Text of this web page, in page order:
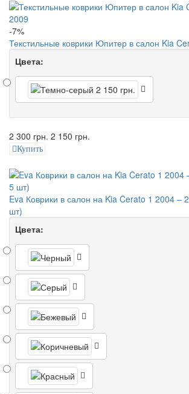
-7%
Текстильные коврики Юпитер в салон Kia
Цвета:
2 300 грн. 2 150 грн.
Купить
Eva Коврики в салон на Kia Cerato 1 2004 –
шт)
Цвета: